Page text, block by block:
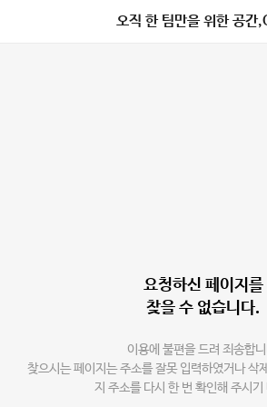
오직 한 팀만을 위한 공간
요청하신 페이지를
찾을 수 없습니다.
이용에 불편을 드려 죄송합
찾으시는 페이지는 주소를 잘못 입력하였거나 삭
지 주소를 다시 한 번 확인해 주시기